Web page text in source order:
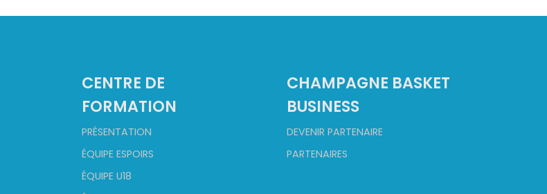
CENTRE DE
FORMATION
PRÉSENTATION
ÉQUIPE ESPOIRS
ÉQUIPE U18
CHAMPAGNE BASKET
BUSINESS
DEVENIR PARTENAIRE
PARTENAIRES